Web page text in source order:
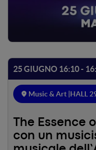
25 GIUGNO 16:10 -
Music & Art | HALL
The Essence
con un